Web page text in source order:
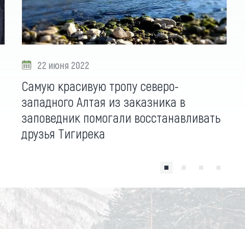
22 июня 2022
Самую красивую тропу северо-
западного Алтая из заказника в
заповедник помогали восстанавливать
друзья Тигирека